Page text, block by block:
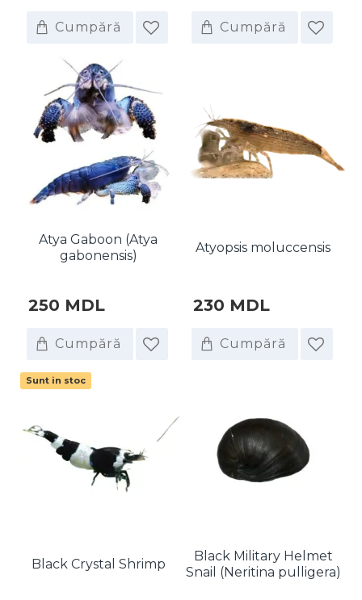
Cumpără Cumpără
Atya Gaboon (Atya
gabonensis)
250 MDL
Cumpără
Atyopsis moluccensis
230 MDL
Cumpără
Sunt in stoc
Black Crystal Shrimp
Black Military Helmet
Snail (Neritina pulligera)